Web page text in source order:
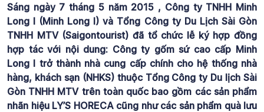
Sáng ngày 7 tháng 5 năm 2015 , Công ty TNHH Minh
Long I (Minh Long I) và Tổng Công ty Du Lịch Sài Gòn
TNHH MTV (Saigontourist) đã tổ chức lễ ký hợp đồng
hợp tác với nội dung: Công ty gốm sứ cao cấp Minh
Long I trở thành nhà cung cấp chính cho hệ thống nhà
hàng, khách sạn (NHKS) thuộc Tổng Công ty Du lịch Sài
Gòn TNHH MTV trên toàn quốc bao gồm các sản phẩm
nhãn hiệu LY’S HORECA cũng như các sản phẩm quà lưu